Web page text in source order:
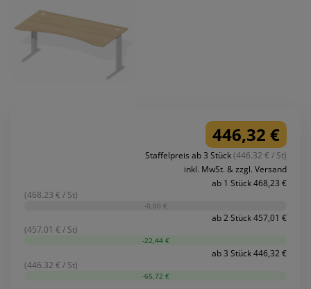
446,32 €
Staffelpreis ab 3 Stück(446.32 € / St)
inkl. MwSt. & zzgl. Versand
ab 1 Stück 468,23 €
(468.23 € / St)
-0,00 €
ab 2 Stück 457,01 €
(457.01 € / St)
-22,44 €
ab 3 Stück 446,32 €
(446.32 € / St)
-65,72 €